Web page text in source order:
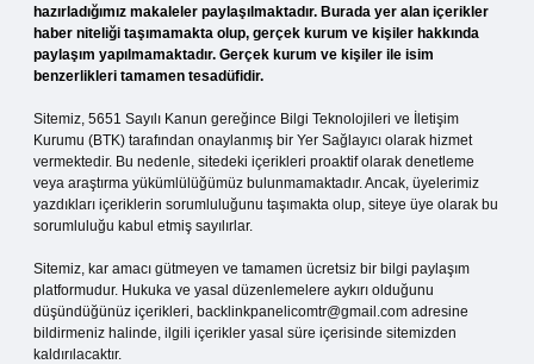
hazırladığımız makaleler paylaşılmaktadır. Burada yer alan içerikler
haber niteliği taşımamakta olup, gerçek kurum ve kişiler hakkında
paylaşım yapılmamaktadır. Gerçek kurum ve kişiler ile isim
benzerlikleri tamamen tesadüfidir.
Sitemiz, 5651 Sayılı Kanun gereğince Bilgi Teknolojileri ve İletişim
Kurumu (BTK) tarafından onaylanmış bir Yer Sağlayıcı olarak hizmet
vermektedir. Bu nedenle, sitedeki içerikleri proaktif olarak denetleme
veya araştırma yükümlülüğümüz bulunmamaktadır. Ancak, üyelerimiz
yazdıkları içeriklerin sorumluluğunu taşımakta olup, siteye üye olarak bu
sorumluluğu kabul etmiş sayılırlar.
Sitemiz, kar amacı gütmeyen ve tamamen ücretsiz bir bilgi paylaşım
platformudur. Hukuka ve yasal düzenlemelere aykırı olduğunu
düşündüğünüz içerikleri, backlinkpanelicomtr@gmail.com adresine
bildirmeniz halinde, ilgili içerikler yasal süre içerisinde sitemizden
kaldırılacaktır.